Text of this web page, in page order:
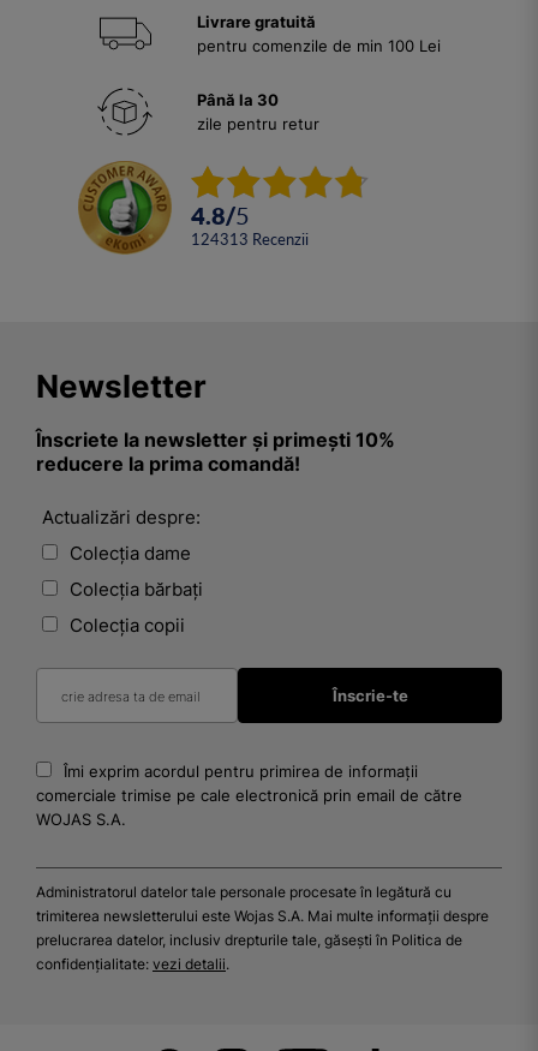
Livrare gratuită
pentru comenzile de min 100 Lei
Până la 30
zile pentru retur
4.8/5
124313 Recenzii
Newsletter
Înscriete la newsletter și primești 10%
reducere la prima comandă!
Actualizări despre:
Colecția dame
Colecția bărbați
Colecția copii
Îmi exprim acordul pentru primirea de informații
comerciale trimise pe cale electronică prin email de către
WOJAS S.A.
Administratorul datelor tale personale procesate în legătură cu
trimiterea newsletterului este Wojas S.A. Mai multe informații despre
prelucrarea datelor, inclusiv drepturile tale, găsești în Politica de
confidențialitate: vezi detalii.